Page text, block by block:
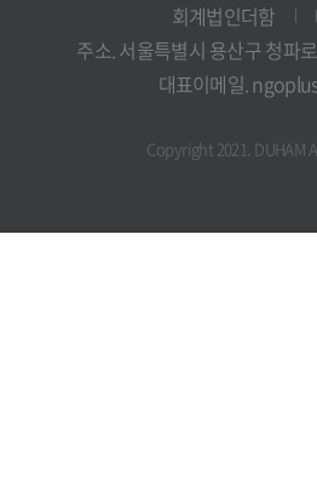
회계법인더함
주소. 서울특별시 용산구 청파
대표이메일.
Copyright 2021. DUHAM